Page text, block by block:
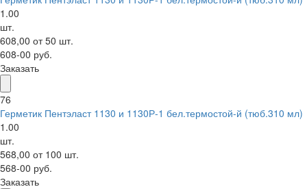
1.00
шт.
608,00 от 50 шт.
608-00 руб.
Заказать
76
Герметик Пентэласт 1130 и 1130Р-1 бел.термостой-й (тюб.310 мл)
1.00
шт.
568,00 от 100 шт.
568-00 руб.
Заказать